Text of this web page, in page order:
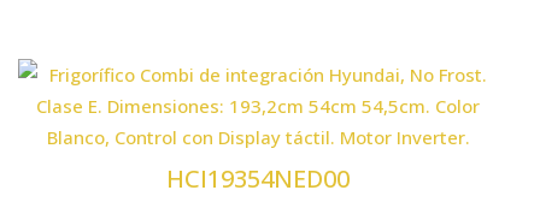
HCI19354NED00
Tecnología No Frost
Ventilación Multi Air Flow